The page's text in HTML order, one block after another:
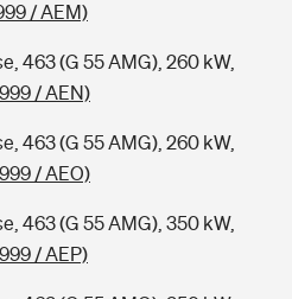
/ AEM)
463 (G 55 AMG), 260 kW,
/ AEN)
463 (G 55 AMG), 260 kW,
/ AEO)
463 (G 55 AMG), 350 kW,
/ AEP)